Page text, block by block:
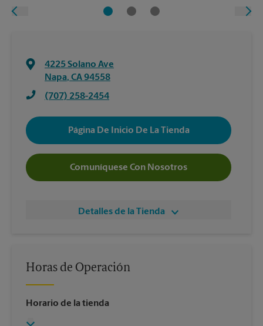
4225 Solano Ave
Napa, CA94558
(707) 258-2454
Página De Inicio De La Tienda
Comuníquese Con Nosotros
Detalles de la Tienda
Horas de Operación
Horario de la tienda